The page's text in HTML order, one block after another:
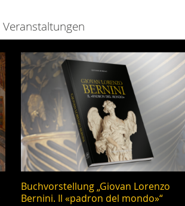
Buchvorstellung „Giovan Lorenzo
Bernini. Il «padron del mondo»“
Veranstaltungen